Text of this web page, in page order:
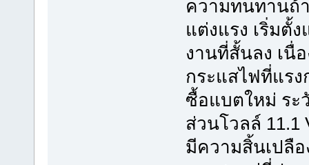
ความทนทานถ้
แต่งแรง เริ่มตั้
งานที่สั้นลง เนื่
กระแสไฟที่แรง
ซื้อแบตใหม่ ระ
ส่วนโวลล์
มีความสิ้นเปลือ